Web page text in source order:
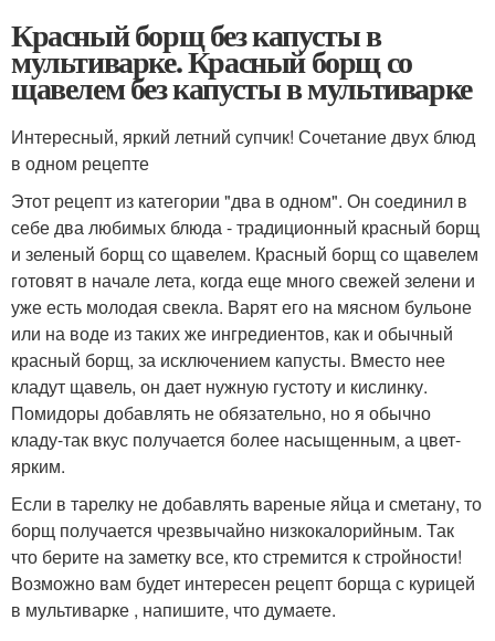
Красный борщ без капусты в
мультиварке. Красный борщ со
щавелем без капусты в мультиварке
Интересный, яркий летний супчик! Сочетание двух блюд
в одном рецепте
Этот рецепт из категории "два в одном". Он соединил в
себе два любимых блюда - традиционный красный борщ
и зеленый борщ со щавелем. Красный борщ со щавелем
готовят в начале лета, когда еще много свежей зелени и
уже есть молодая свекла. Варят его на мясном бульоне
или на воде из таких же ингредиентов, как и обычный
красный борщ, за исключением капусты. Вместо нее
кладут щавель, он дает нужную густоту и кислинку.
Помидоры добавлять не обязательно, но я обычно
кладу-так вкус получается более насыщенным, а цвет-
ярким.
Если в тарелку не добавлять вареные яйца и сметану, то
борщ получается чрезвычайно низкокалорийным. Так
что берите на заметку все, кто стремится к стройности!
Возможно вам будет интересен рецепт борща с курицей
в мультиварке , напишите, что думаете.